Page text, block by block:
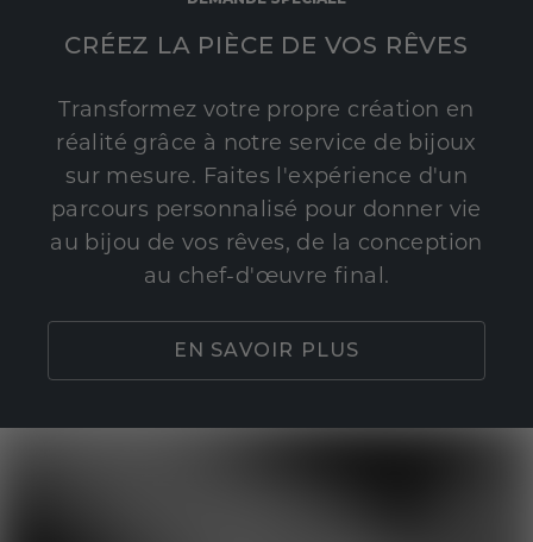
CRÉEZ LA PIÈCE DE VOS RÊVES
Transformez votre propre création en
réalité grâce à notre service de bijoux
sur mesure. Faites l'expérience d'un
parcours personnalisé pour donner vie
au bijou de vos rêves, de la conception
au chef-d'œuvre final.
EN SAVOIR PLUS